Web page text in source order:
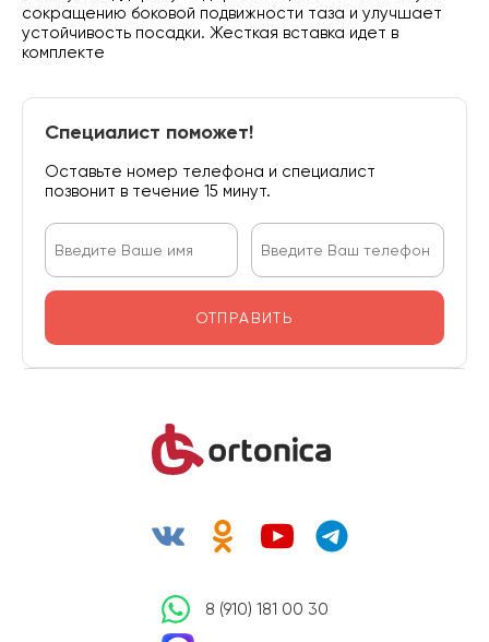
сокращению боковой подвижности таза и улучшает
устойчивость посадки. Жесткая вставка идет в
комплекте
Специалист поможет!
Оставьте номер телефона и специалист
позвонит в течение 15 минут.
ОТПРАВИТЬ
8 (910) 181 00 30